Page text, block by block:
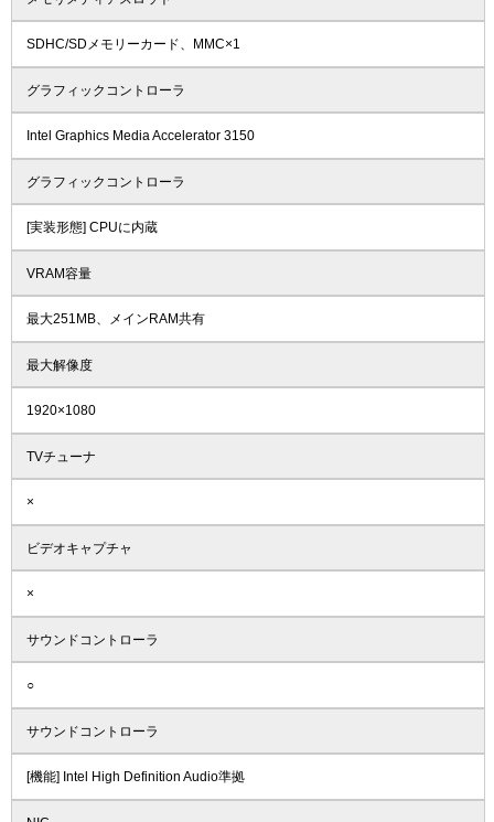
SDHC/SDメモリーカード、MMC×1
グラフィックコントローラ
Intel Graphics Media Accelerator 3150
グラフィックコントローラ
[実装形態] CPUに内蔵
VRAM容量
最大251MB、メインRAM共有
最大解像度
1920×1080
TVチューナ
×
ビデオキャプチャ
×
サウンドコントローラ
○
サウンドコントローラ
[機能] Intel High Definition Audio準拠